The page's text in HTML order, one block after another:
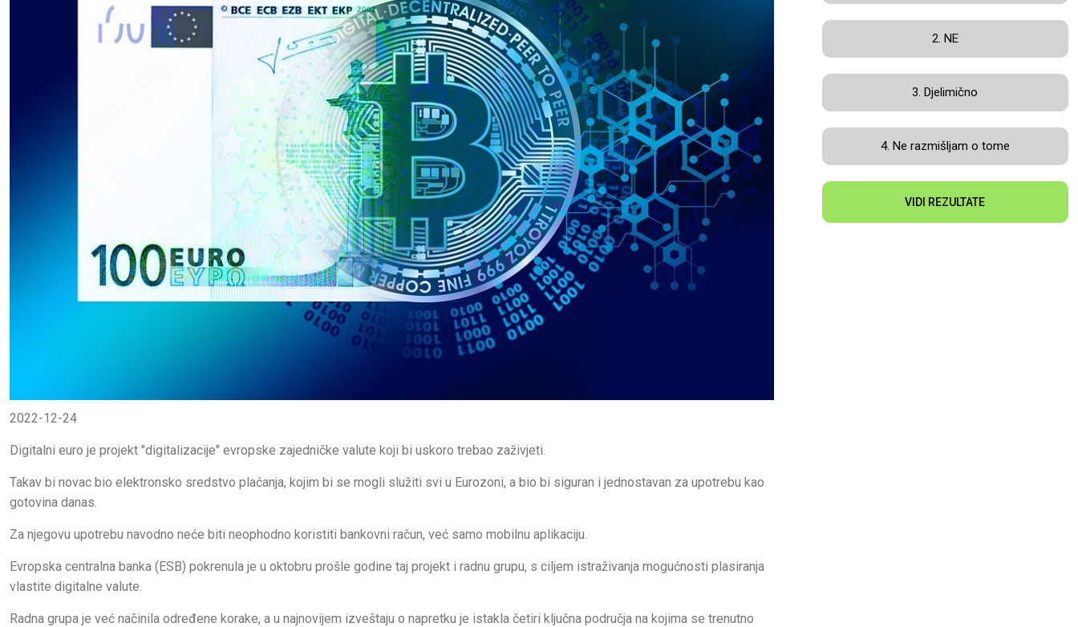
2022-12-24
Digitalni euro je projekt "digitalizacije" evropske zajedničke valute koji bi uskoro trebao zaživjeti.
Takav bi novac bio elektronsko sredstvo plaćanja, kojim bi se mogli služiti svi u Eurozoni, a bio bi siguran i jednostavan za upotrebu kao
gotovina danas.
Za njegovu upotrebu navodno neće biti neophodno koristiti bankovni račun, već samo mobilnu aplikaciju.
Evropska centralna banka (ESB) pokrenula je u oktobru prošle godine taj projekt i radnu grupu, s ciljem istraživanja mogućnosti plasiranja
vlastite digitalne valute.
Radna grupa je već načinila određene korake, a u najnovijem izveštaju o napretku je istakla četiri ključna područja na kojima se trenutno
2. NE
3. Djelimično
4. Ne razmišljam o tome
VIDI REZULTATE